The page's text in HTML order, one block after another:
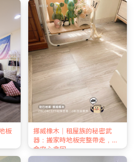
板
挪威橡木｜租屋族的秘密武
器：搬家時地板完整帶走，押
金安心拿回